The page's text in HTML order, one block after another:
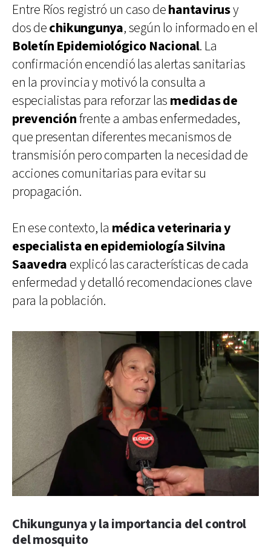
Entre Ríos registró un caso dehantavirusy
dos dechikungunya, según lo informado en el
Boletín Epidemiológico Nacional. La
confirmación encendió las alertas sanitarias
en la provincia y motivó la consulta a
especialistas para reforzar las medidas de
prevenciónfrente a ambas enfermedades,
que presentan diferentes mecanismos de
transmisión pero comparten la necesidad de
acciones comunitarias para evitar su
propagación.
En ese contexto, la médica veterinaria y
especialista en epidemiología Silvina
Saavedra explicó las características de cada
enfermedad y detalló recomendaciones clave
para la población.
Chikungunya y la importancia del control
del mosquito